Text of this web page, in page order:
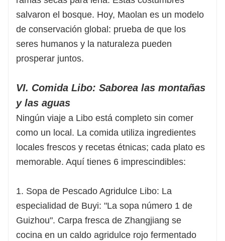
salvaron el bosque. Hoy, Maolan es un modelo
de conservación global: prueba de que los
seres humanos y la naturaleza pueden
prosperar juntos.
VI. Comida Libo: Saborea las montañas
y las aguas
Ningún viaje a Libo está completo sin comer
como un local. La comida utiliza ingredientes
locales frescos y recetas étnicas; cada plato es
memorable. Aquí tienes 6 imprescindibles:
1. Sopa de Pescado Agridulce Libo: La
especialidad de Buyi: "La sopa número 1 de
Guizhou". Carpa fresca de Zhangjiang se
cocina en un caldo agridulce rojo fermentado